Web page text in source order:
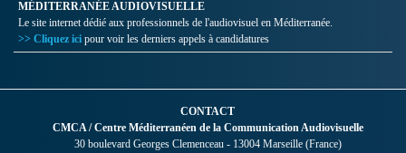
MÉDITERRANÉE AUDIOVISUELLE
Le site internet dédié aux professionnels de l'audiovisuel en Méditerranée.
>> Cliquez ici pour voir les derniers appels à candidatures
CONTACT
CMCA / Centre Méditerranéen de la Communication Audiovisuelle
30 boulevard Georges Clemenceau - 13004 Marseille (France)